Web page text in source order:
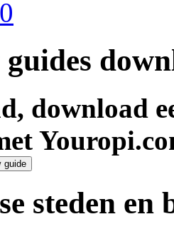
download
steden en